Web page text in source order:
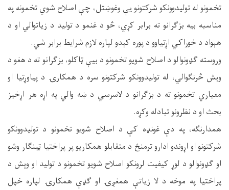
تخمونو له تولیدوونکو شرکتونو یې وغوښتل، چې اصلاح شوي تخمونه په
مناسبه بیه بزګرانو ته برابر کړي، څو د غنمو د تولید د زیاتوالي او د
هېواد د خوراکي اړتیاوو د پوره کېدو لپاره لازم شرایط برابر شي.
وروسته ګډونوالو د اصلاح شویو تخمونو د بیې ټاکلو، بزګرانو ته د هغو د
وېش څرنګوالي، له تولیدوونکو شرکتونو سره د همکارۍ د پیاوړتیا او
معیاري تخمونو ته د بزګرانو د لاسرسي د ښه والي په اړه هر اړخیز
بحث او د نظرونو تبادله وکړه.
همدارنګه، په دې غونډه کې د اصلاح شویو تخمونو د تولیدوونکو
شرکتونو او اړوندو ادارو ترمنځ د متقابلو همکاریو پر پراختیا ټینګار وشو
او ګډونوالو د لوړ کیفیت لرونکو اصلاح شویو تخمونو د تولید او وېش د
پراختیا په موخه د لا زیاتې همغږۍ او ګډې همکارۍ لپاره خپل